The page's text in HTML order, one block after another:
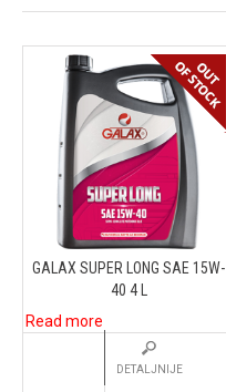
GALAX SUPER LONG SAE 15W-
40 4 L
Read more
DETALJNIJE